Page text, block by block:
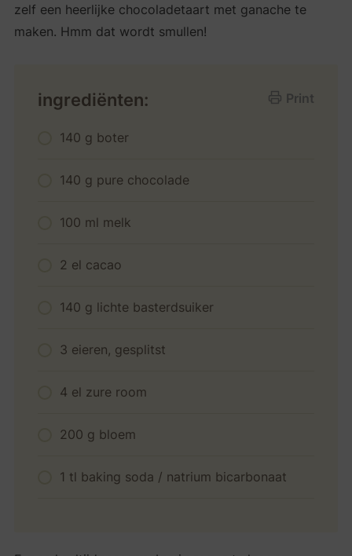
zelf een heerlijke chocoladetaart met ganache te
maken. Hmm dat wordt smullen!
Print
ingrediënten:
140 g boter
140 g pure chocolade
100 ml melk
2 el cacao
140 g lichte basterdsuiker
3 eieren, gesplitst
4 el zure room
200 g bloem
1 tl baking soda / natrium bicarbonaat